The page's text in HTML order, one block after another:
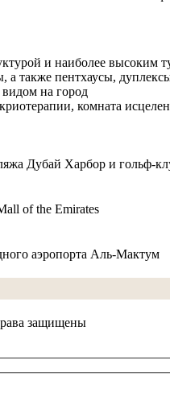
и наиболее высоким
а также пентхаусы,
на город
комната
Дубай Харбор и гольф-
of the Emirates
аэропорта Аль-Мактум
защищены